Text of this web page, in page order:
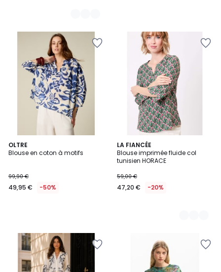
OLTRE
Blouse en coton à motifs
99,90 €
49,95 € -50%
LA FIANCÉE
Blouse imprimée fluide col
tunisien HORACE
59,00 €
47,20 € -20%
3
Couleurs